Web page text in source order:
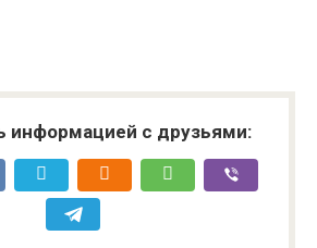
информацией с друзьями: